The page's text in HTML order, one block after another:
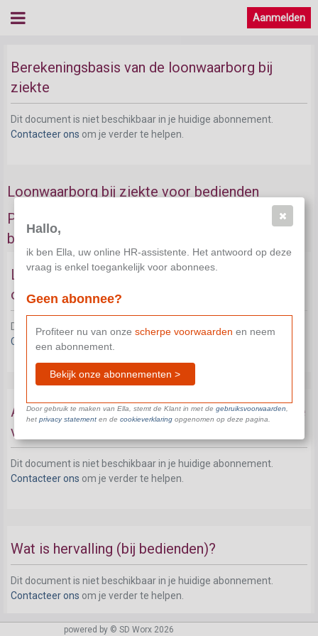
Aanmelden
Berekeningsbasis van de loonwaarborg bij
ziekte
Dit document is niet beschikbaar in je huidige abonnement.
Contacteer ons om je verder te helpen.
Loonwaarborg bij ziekte voor bedienden
Periode van de loonwaarborg bij ziekte van een
bediende
Loonwaarborg bij ziekte voor bedienden:
overzicht
Dit document is niet beschikbaar in je huidige abonnement.
Contacteer ons
om je verder te helpen.
Aanvang van de loonwaarborgperiode bij ziekte
van een bediende
Dit document is niet beschikbaar in je huidige abonnement.
Contacteer ons om je verder te helpen.
Wat is hervalling (bij bedienden)?
Dit document is niet beschikbaar in je huidige abonnement.
Contacteer ons om je verder te helpen.
powered by © SD Worx 2026
Hallo,
ik ben Ella, uw online HR-assistente. Het antwoord op deze
vraag is enkel toegankelijk voor abonnees.
Geen abonnee?
Profiteer nu van onze scherpe voorwaarden en neem
een abonnement.
Bekijk onze abonnementen >
Door gebruik te maken van Ella, stemt de Klant in met de gebruiksvoorwaarden
het privacy statementen de cookieverklaringopgenomen op deze pagina.